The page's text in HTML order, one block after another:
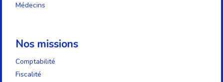
Médecins
Nos missions
Comptabilité
Fiscalité